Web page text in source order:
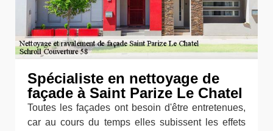
Spécialiste en nettoyage de
façade à Saint Parize Le Chatel
Toutes les façades ont besoin d'être entretenues,
car au cours du temps elles subissent les effets